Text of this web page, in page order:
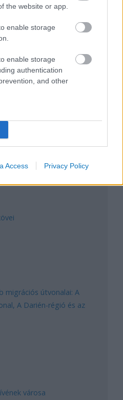
the website or app.
enable storage
enable storage
authentication
and other
Access Privacy Policy
út a világ
migrációs útvonalai: A
A Darién-régió és az
városa